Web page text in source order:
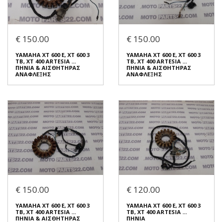
Συνδεθείτε για αγορά
Συνδεθείτε για αγορά
YAMAHA TDM 900, TDM 850
ΠΟΛΛΑΠΛΑΣΙΑΣΤΗΣ
Σε Απόθεμα: 1
Προέλευση:Original
Νούμερο Αγγελίας (SKU):
53376
Συνδεθείτε για αγορά
YAMAHA FAZER 600 5VX
ΤΑΧΥΤΗΤΑΣ
Σε Απόθεμα: 1
Προέλευση:Original
Νούμερο Αγγελίας (SKU):
53218
Συνδεθείτε για αγορά
€ 150.00
YAMAHA XT 600 E, XT 600 3
TB, XT 400 ARTESIA ...
ΠΗΝΙΑ & ΑΙΣΘΗΤΗΡΑΣ
ΑΝΑΦΛΕΞΗΣ
YAMAHA XT 600 E, XT 600 3
TB, XT 400 ARTESIA ...
ΑΝΑΦΛΕΞΗΣ
€ 150.00
YAMAHA XT 600 E, XT 600 3
TB, XT 400 ARTESIA ...
ΠΗΝΙΑ & ΑΙΣΘΗΤΗΡΑΣ
ΑΝΑΦΛΕΞΗΣ
YAMAHA XT 600 E, XT 600 3
TB, XT 400 ARTESIA ...
ΑΝΑΦΛΕΞΗΣ
€ 150.00
YAMAHA XT 600 E, XT 600 3
TB, XT 400 ARTESIA ...
ΠΗΝΙΑ & ΑΙΣΘΗΤΗΡΑΣ
€ 120.00
YAMAHA XT 600 E, XT 600 3
TB, XT 400 ARTESIA ...
ΠΗΝΙΑ